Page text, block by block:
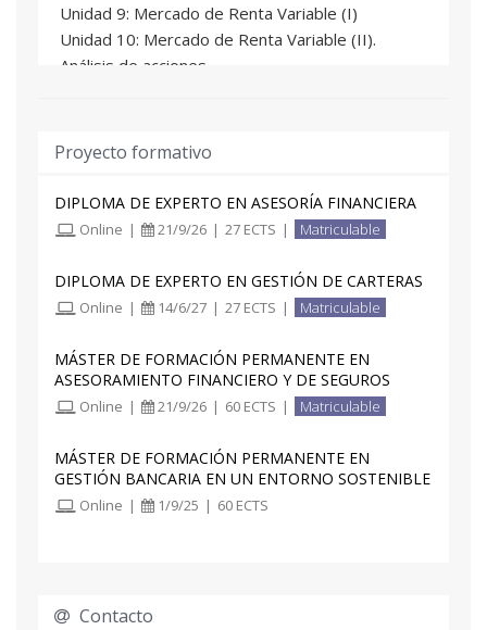
Unidad 9: Mercado de Renta Variable (I)
Unidad 10: Mercado de Renta Variable (II).
Análisis de acciones
Proyecto formativo
DIPLOMA DE EXPERTO EN ASESORÍA FINANCIERA
Online | 21/9/26 | 27 ECTS | Matriculable
DIPLOMA DE EXPERTO EN GESTIÓN DE CARTERAS
Online | 14/6/27 | 27 ECTS | Matriculable
MÁSTER DE FORMACIÓN PERMANENTE EN
ASESORAMIENTO FINANCIERO Y DE SEGUROS
Online | 21/9/26 | 60 ECTS | Matriculable
MÁSTER DE FORMACIÓN PERMANENTE EN
GESTIÓN BANCARIA EN UN ENTORNO SOSTENIBLE
Online | 1/9/25 | 60 ECTS
Contacto